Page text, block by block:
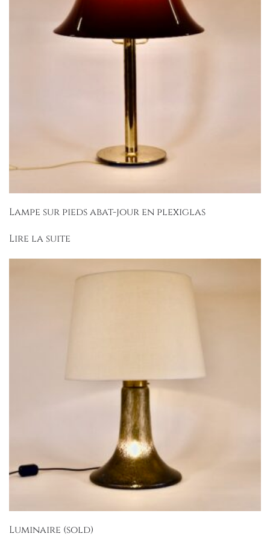
Lampe sur pieds abat-jour en plexiglas
Lire la suite
Luminaire (sold)